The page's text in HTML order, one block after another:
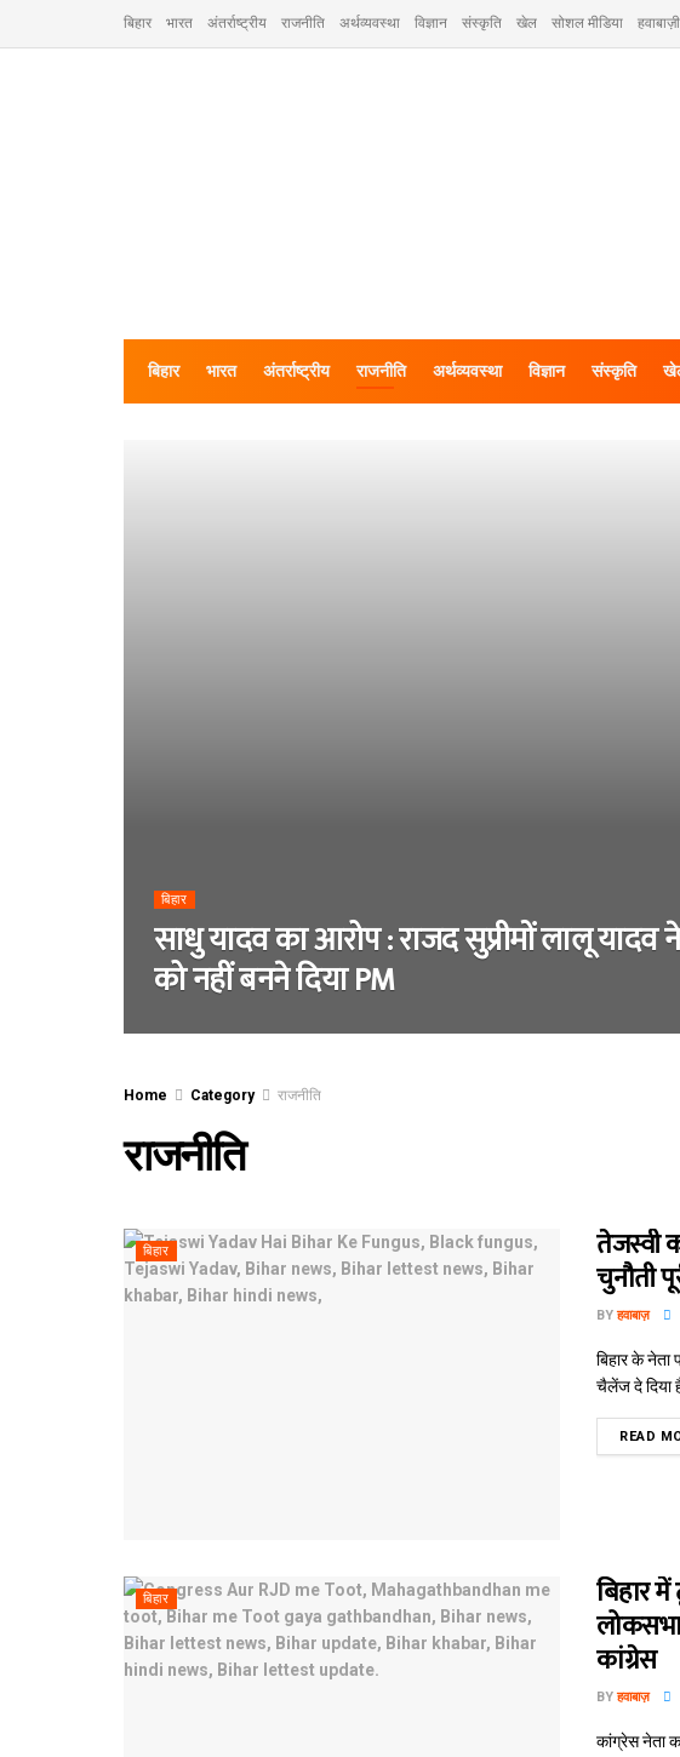
बिहार भारत अंतर्राष्ट्रीय राजनीति अर्थव्यवस्था विज्ञान संस्कृति खेल सोशल मीडिया हवाबाज़ी
बिहार भारत अंतर्राष्ट्रीय राजनीति अर्थव्यवस्था विज्ञान संस्कृति
बिहार
साधु यादव का आरोप : राजद सुप्रीमों लालू यादव
को नहीं बनने दिया PM
Home Category राजनीति
राजनीति
बिहार तेजस्वी
चुनौती
BY हवाबाज़
बिहार के नेता
चैलेंज दे दिया
READ
बिहार बिहार
कांग्रेस
BY हवाबाज़
कांग्रेस नेता